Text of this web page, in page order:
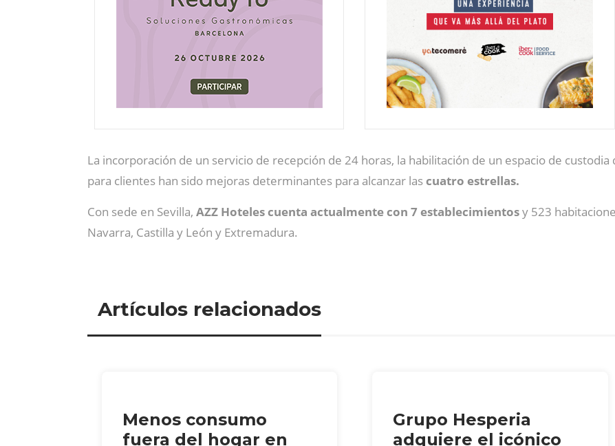
La incorporación de un servicio de recepción de 24 horas, la habilitación de un espacio de
para clientes han sido mejoras determinantes para alcanzar lascuatro estrellas.
Con sede en Sevilla, AZZ Hoteles cuenta actualmente con 7 establecimientosy 523
Navarra, Castilla y León y Extremadura.
Artículos relacionados
Menos consumo
fuera del hogar en
Grupo Hesperia
adquiere el icónico